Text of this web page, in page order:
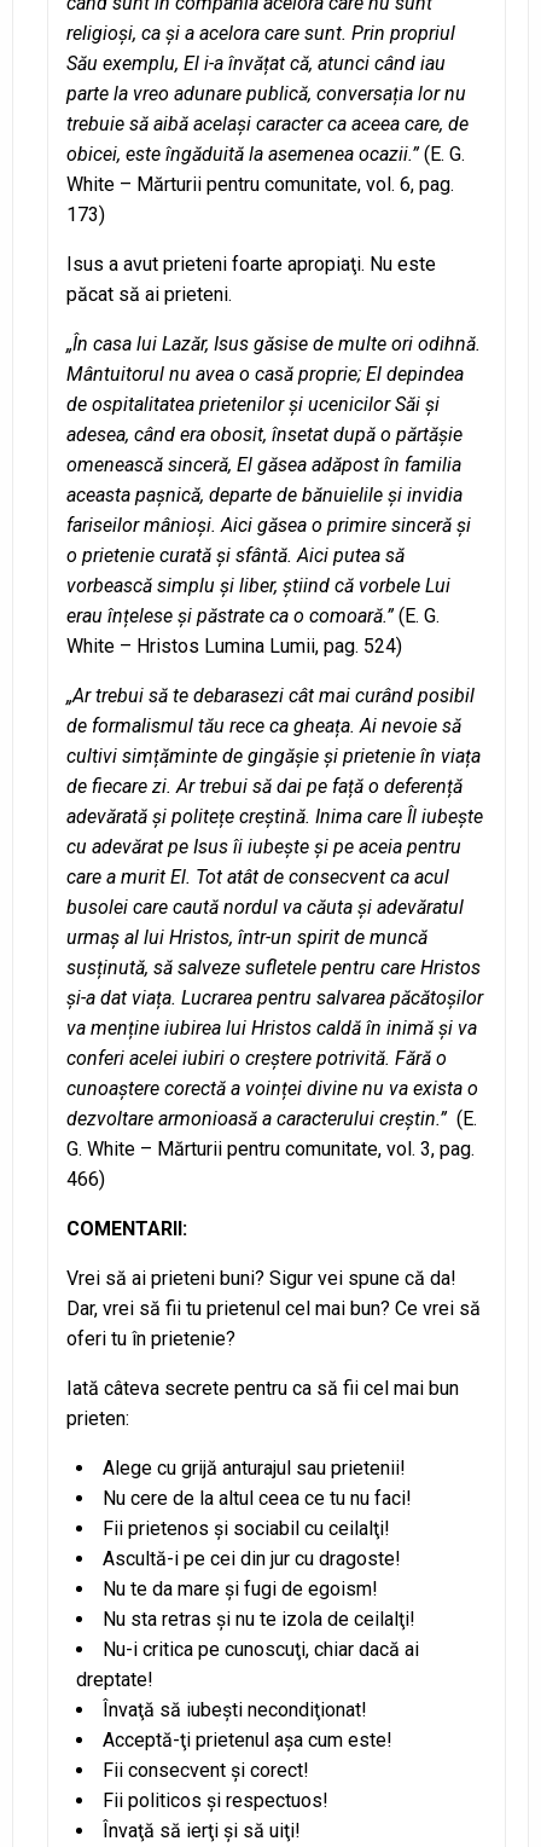
religioși, ca și a acelora care sunt. Prin propriul
Său exemplu, El i-a învățat că, atunci când iau
parte la vreo adunare publică, conversația lor nu
trebuie să aibă același caracter ca aceea care, de
obicei, este îngăduită la asemenea ocazii.”(E. G.
White – Mărturii pentru comunitate, vol. 6, pag.
173)
Isus a avut prieteni foarte apropiaţi. Nu este
păcat să ai prieteni.
„În casa lui Lazăr, Isus găsise de multe ori odihnă.
Mântuitorul nu avea o casă proprie; El depindea
de ospitalitatea prietenilor și ucenicilor Săi și
adesea, când era obosit, însetat după o părtășie
omenească sinceră, El găsea adăpost în familia
aceasta pașnică, departe de bănuielile și invidia
fariseilor mânioși. Aici găsea o primire sinceră și
o prietenie curată și sfântă. Aici putea să
vorbească simplu și liber, știind că vorbele Lui
erau înțelese și păstrate ca o comoară.”(E. G.
White – Hristos Lumina Lumii, pag. 524)
„Ar trebui să te debarasezi cât mai curând posibil
de formalismul tău rece ca gheața. Ai nevoie să
cultivi simțăminte de gingășie și prietenie în viața
de fiecare zi. Ar trebui să dai pe față o deferență
adevărată și politețe creștină. Inima care Îl iubește
cu adevărat pe Isus îi iubește și pe aceia pentru
care a murit El. Tot atât de consecvent ca acul
busolei care caută nordul va căuta și adevăratul
urmaș al lui Hristos, într-un spirit de muncă
susținută, să salveze sufletele pentru care Hristos
și-a dat viața. Lucrarea pentru salvarea păcătoșilor
va menține iubirea lui Hristos caldă în inimă și va
conferi acelei iubiri o creștere potrivită. Fără o
cunoaștere corectă a voinței divine nu va exista o
dezvoltare armonioasă a caracterului creștin.”(E.
G. White – Mărturii pentru comunitate, vol. 3, pag.
466)
COMENTARII:
Vrei să ai prieteni buni? Sigur vei spune că da!
Dar, vrei să fii tu prietenul cel mai bun? Ce vrei să
oferi tu în prietenie?
Iată câteva secrete pentru ca să fii cel mai bun
prieten:
Alege cu grijă anturajul sau prietenii!
Nu cere de la altul ceea ce tu nu faci!
Fii prietenos şi sociabil cu ceilalţi!
Ascultă-i pe cei din jur cu dragoste!
Nu te da mare şi fugi de egoism!
Nu sta retras şi nu te izola de ceilalţi!
Nu-i critica pe cunoscuţi, chiar dacă ai
dreptate!
Învaţă să iubeşti necondiţionat!
Acceptă-ţi prietenul aşa cum este!
Fii consecvent şi corect!
Fii politicos şi respectuos!
Învaţă să ierţi şi să uiţi!